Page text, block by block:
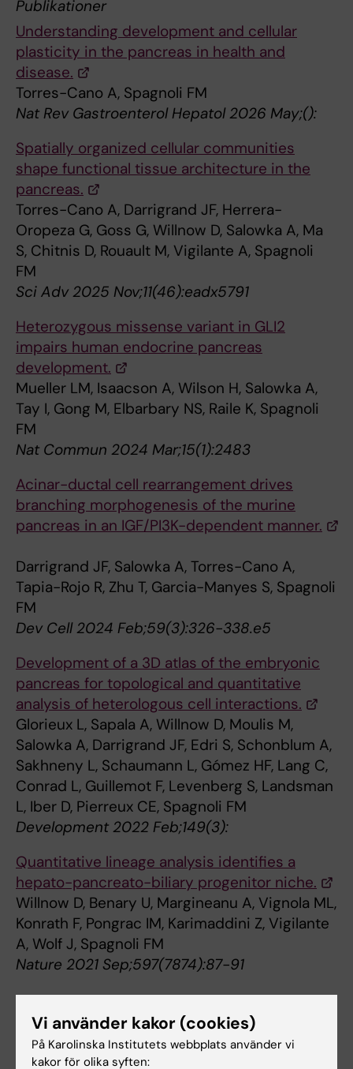
Publikationer
Understanding development and cellular
plasticity in the pancreas in health and
disease.
Torres-Cano A, Spagnoli FM
Nat Rev Gastroenterol Hepatol 2026 May;():
Spatially organized cellular communities
shape functional tissue architecture in the
pancreas.
Torres-Cano A, Darrigrand JF, Herrera-
Oropeza G, Goss G, Willnow D, Salowka A, Ma
S, Chitnis D, Rouault M, Vigilante A, Spagnoli
FM
Sci Adv 2025 Nov;11(46):eadx5791
Heterozygous missense variant in GLI2
impairs human endocrine pancreas
development.
Mueller LM, Isaacson A, Wilson H, Salowka A,
Tay I, Gong M, Elbarbary NS, Raile K, Spagnoli
FM
Nat Commun 2024 Mar;15(1):2483
Acinar-ductal cell rearrangement drives
branching morphogenesis of the murine
pancreas in an IGF/PI3K-dependent manner.
Darrigrand JF, Salowka A, Torres-Cano A,
Tapia-Rojo R, Zhu T, Garcia-Manyes S, Spagnoli
FM
Dev Cell 2024 Feb;59(3):326-338.e5
Development of a 3D atlas of the embryonic
pancreas for topological and quantitative
analysis of heterologous cell interactions.
Glorieux L, Sapala A, Willnow D, Moulis M,
Salowka A, Darrigrand JF, Edri S, Schonblum A,
Sakhneny L, Schaumann L, Gómez HF, Lang C,
Conrad L, Guillemot F, Levenberg S, Landsman
L, Iber D, Pierreux CE, Spagnoli FM
Development 2022 Feb;149(3):
Quantitative lineage analysis identifies a
hepato-pancreato-biliary progenitor niche.
Willnow D, Benary U, Margineanu A, Vignola ML,
Konrath F, Pongrac IM, Karimaddini Z, Vigilante
A, Wolf J, Spagnoli FM
Nature 2021 Sep;597(7874):87-91
Sandwiches and coffee will be provided.
Vi använder kakor (cookies)
På Karolinska Institutets webbplats använder vi
kakor för olika syften: